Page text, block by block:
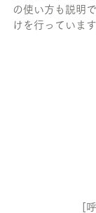
の使い方も説明
けを行っています
[